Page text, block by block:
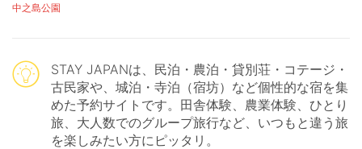
中之島公園
STAY JAPANは、民泊・農泊・貸別荘・コテージ・
古民家や、城泊・寺泊（宿坊）など個性的な宿を集
めた予約サイトです。田舎体験、農業体験、ひとり
旅、大人数でのグループ旅行など、いつもと違う旅
を楽しみたい方にピッタリ。